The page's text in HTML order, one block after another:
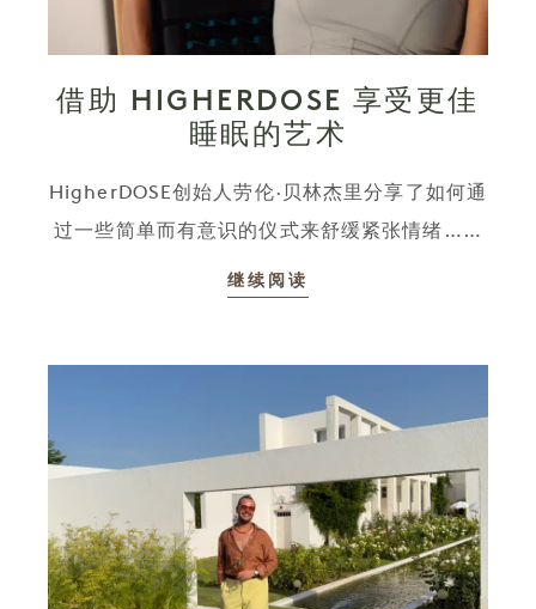
借助 HIGHERDOSE 享受更佳
睡眠的艺术
HigherDOSE创始人劳伦·贝林杰里分享了如何通
过一些简单而有意识的仪式来舒缓紧张情绪……
继续阅读